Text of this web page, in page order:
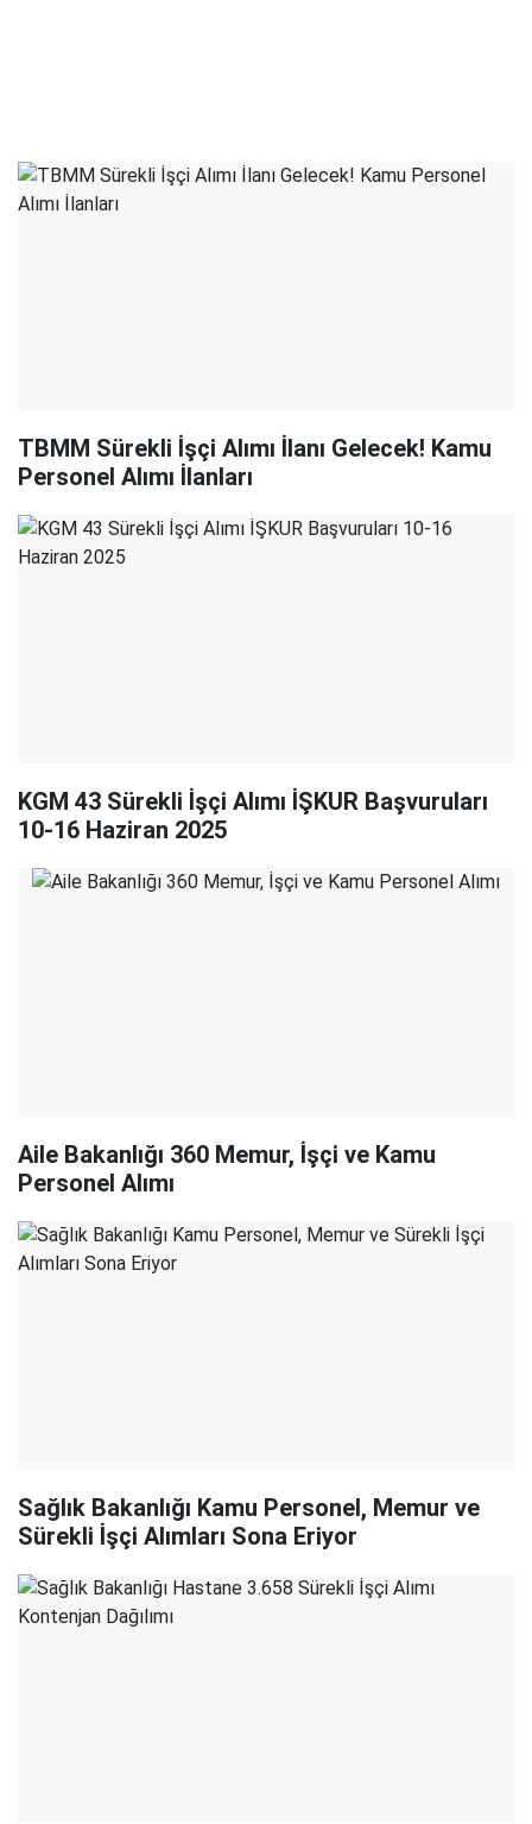
TBMM Sürekli İşçi Alımı İlanı Gelecek! Kamu
Personel Alımı İlanları
KGM 43 Sürekli İşçi Alımı İŞKUR Başvuruları
10-16 Haziran 2025
Aile Bakanlığı 360 Memur, İşçi ve Kamu
Personel Alımı
Sağlık Bakanlığı Kamu Personel, Memur ve
Sürekli İşçi Alımları Sona Eriyor